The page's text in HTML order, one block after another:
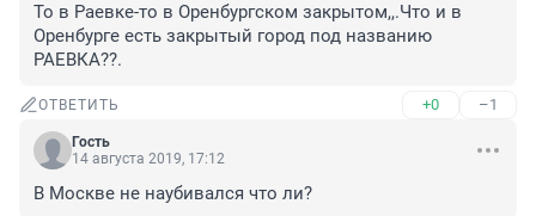
То в Раевке-то в Оренбургском закрытом,,.Что и в
Оренбурге есть закрытый город под названию
РАЕВКА??.
ОТВЕТИТЬ +0 –1
Гость
14 августа 2019, 17:12
В Москве не наубивался что ли?